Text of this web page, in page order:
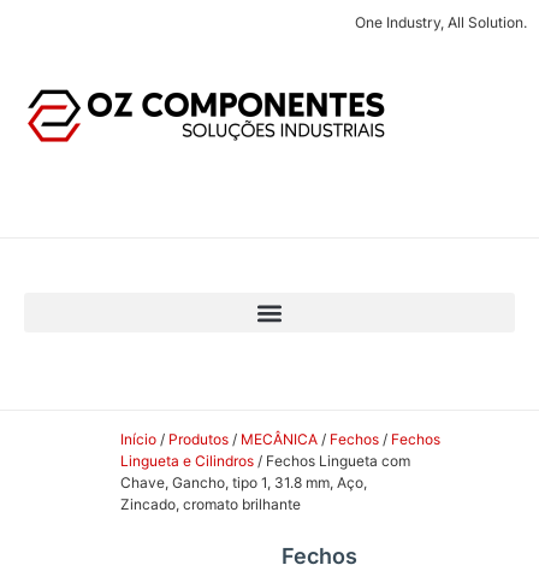
One Industry, All Solution.
Início / Produtos / MECÂNICA / Fechos / Fechos
Lingueta e Cilindros / Fechos Lingueta com
Chave, Gancho, tipo 1, 31.8 mm, Aço,
Zincado, cromato brilhante
Fechos